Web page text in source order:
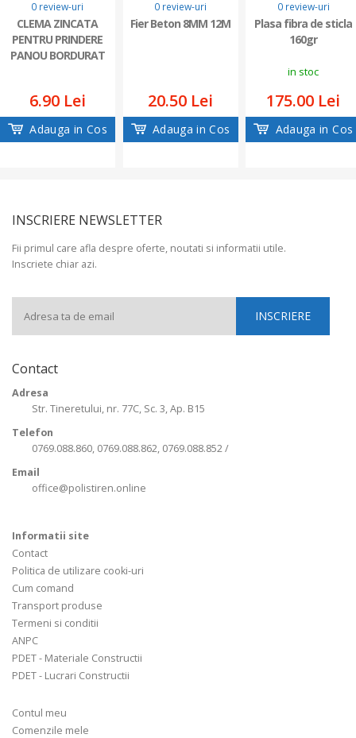
0 review-uri
CLEMA ZINCATA
PENTRU PRINDERE
PANOU BORDURAT
6.90 Lei
Adauga in Cos
0 review-uri
Fier Beton 8MM 12M
20.50 Lei
Adauga in Cos
0 review-uri
Plasa fibra de sticla
160gr
in stoc
175.00 Lei
Adauga in Cos
INSCRIERE NEWSLETTER
Fii primul care afla despre oferte, noutati si informatii utile.
Inscriete chiar azi.
Contact
Adresa
Str. Tineretului, nr. 77C, Sc. 3, Ap. B15
Telefon
0769.088.860, 0769.088.862, 0769.088.852 /
Email
office@polistiren.online
Informatii site
Contact
Politica de utilizare cooki-uri
Cum comand
Transport produse
Termeni si conditii
ANPC
PDET - Materiale Constructii
PDET - Lucrari Constructii
Contul meu
Comenzile mele